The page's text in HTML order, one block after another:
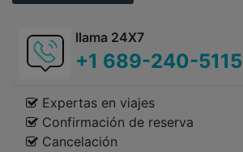
llama 24X7
+1 689-240-5115
Expertas en viajes
Confirmación de reserva
Cancelación